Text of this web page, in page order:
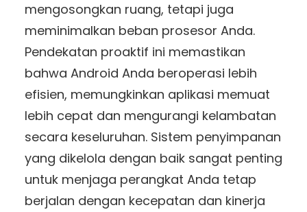
mengosongkan ruang, tetapi juga
meminimalkan beban prosesor Anda.
Pendekatan proaktif ini memastikan
bahwa Android Anda beroperasi lebih
efisien, memungkinkan aplikasi memuat
lebih cepat dan mengurangi kelambatan
secara keseluruhan. Sistem penyimpanan
yang dikelola dengan baik sangat penting
untuk menjaga perangkat Anda tetap
berjalan dengan kecepatan dan kinerja